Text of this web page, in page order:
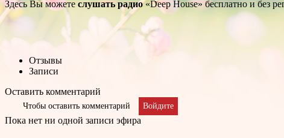
Здесь Вы можете слушать радио«Deep House» бесплатно и без
Отзывы
Записи
Оставить комментарий
Чтобы оставить комментарий Войдите
Пока нет ни одной записи эфира